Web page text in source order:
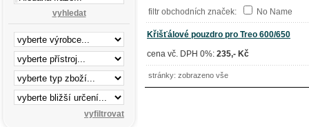
vyhledat filtr obchodních značek: No Name
Křišťálové pouzdro pro Treo 600/650
cena vč. DPH 0%: 235,- Kč
stránky: zobrazeno vše